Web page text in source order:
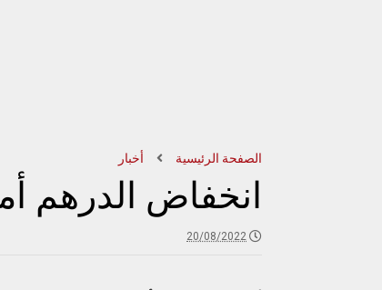
الصفحة الرئيسية أخبار
انخفاض الدرهم
20/08/2022